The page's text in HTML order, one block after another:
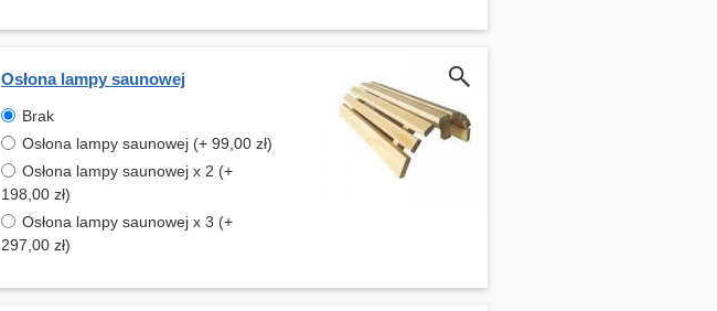
Osłona lampy saunowej
Brak
Osłona lampy saunowej (+ 99,00 zł)
Osłona lampy saunowej x 2 (+
198,00 zł)
Osłona lampy saunowej x 3 (+
297,00 zł)